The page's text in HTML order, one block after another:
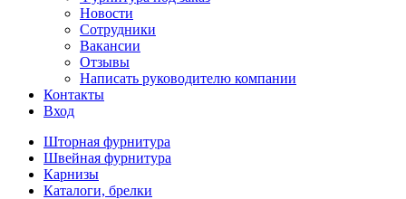
Новости
Сотрудники
Вакансии
Отзывы
Написать руководителю компании
Контакты
Вход
Шторная фурнитура
Швейная фурнитура
Карнизы
Каталоги, брелки